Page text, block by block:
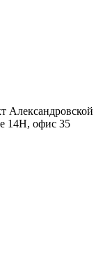
Александровской
14Н, офис 35